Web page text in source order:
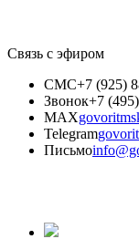
Связь с эфиром
СМС+7 (925)
Звонок+7
MAX
Telegram
Письмо